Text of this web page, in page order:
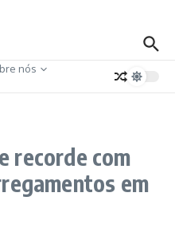
nós
recorde com
em